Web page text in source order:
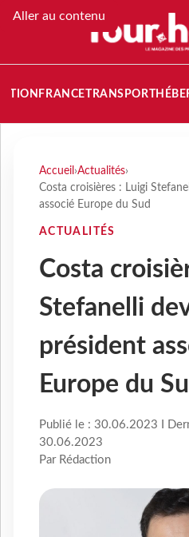
Aller au contenu
FRANCETRANSPORT
Accueil ›Actualités›
Costa croisières : Luigi
associé Europe du Sud
ACTUALITÉS
Costa
Stefanelli
président
Europe du
Publié le : 30.06.2023 I
30.06.2023
Par Rédaction